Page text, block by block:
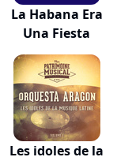
La Habana Era
Una Fiesta
Les idoles de la